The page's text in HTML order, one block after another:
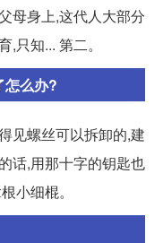
母身上,这代人大部分
只知... 第二。
怎么办?
见螺丝可以拆卸的,建
话,用那十字的钥匙也
小细棍。